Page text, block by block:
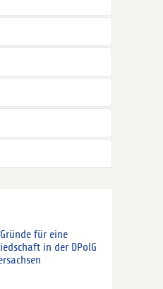
für eine
in der DPolG